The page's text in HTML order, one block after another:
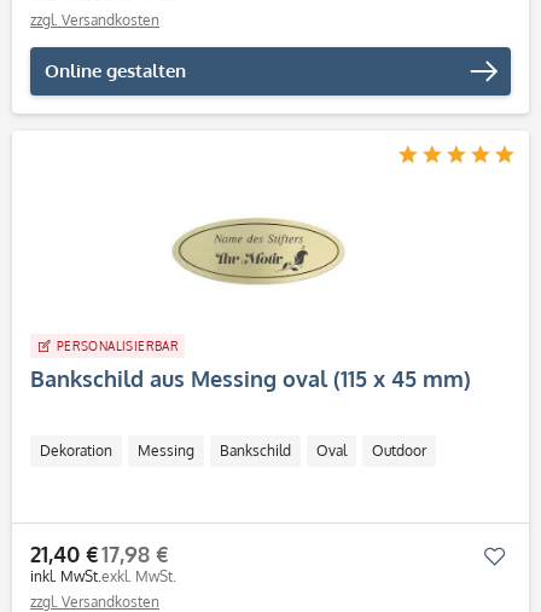
zzgl. Versandkosten
Online gestalten
PERSONALISIERBAR
Bankschild aus Messing oval (115 x 45 mm)
Dekoration Messing Bankschild Oval Outdoor
21,40 €
inkl. MwSt.
17,98 €
exkl. MwSt.
zzgl. Versandkosten